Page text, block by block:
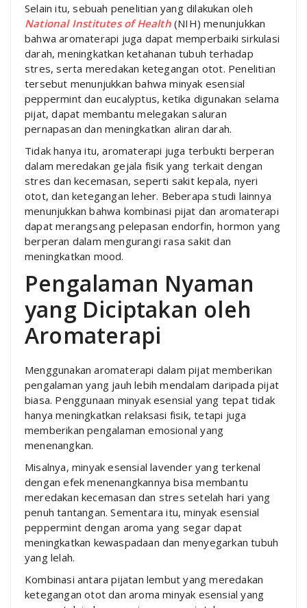
Selain itu, sebuah penelitian yang dilakukan oleh
National Institutes of Health(NIH) menunjukkan
bahwa aromaterapi juga dapat memperbaiki sirkulasi
darah, meningkatkan ketahanan tubuh terhadap
stres, serta meredakan ketegangan otot. Penelitian
tersebut menunjukkan bahwa minyak esensial
peppermint dan eucalyptus, ketika digunakan selama
pijat, dapat membantu melegakan saluran
pernapasan dan meningkatkan aliran darah.
Tidak hanya itu, aromaterapi juga terbukti berperan
dalam meredakan gejala fisik yang terkait dengan
stres dan kecemasan, seperti sakit kepala, nyeri
otot, dan ketegangan leher. Beberapa studi lainnya
menunjukkan bahwa kombinasi pijat dan aromaterapi
dapat merangsang pelepasan endorfin, hormon yang
berperan dalam mengurangi rasa sakit dan
meningkatkan mood.
Pengalaman Nyaman
yang Diciptakan oleh
Aromaterapi
Menggunakan aromaterapi dalam pijat memberikan
pengalaman yang jauh lebih mendalam daripada pijat
biasa. Penggunaan minyak esensial yang tepat tidak
hanya meningkatkan relaksasi fisik, tetapi juga
memberikan pengalaman emosional yang
menenangkan.
Misalnya, minyak esensial lavender yang terkenal
dengan efek menenangkannya bisa membantu
meredakan kecemasan dan stres setelah hari yang
penuh tantangan. Sementara itu, minyak esensial
peppermint dengan aroma yang segar dapat
meningkatkan kewaspadaan dan menyegarkan tubuh
yang lelah.
Kombinasi antara pijatan lembut yang meredakan
ketegangan otot dan aroma minyak esensial yang